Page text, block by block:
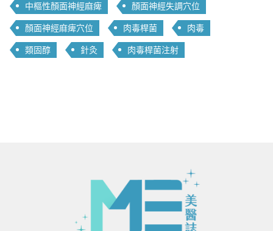
中樞性顏面神經麻痺 顏面神經失調穴位
顏面神經麻痺穴位 肉毒桿菌 肉毒
類固醇 針灸 肉毒桿菌注射